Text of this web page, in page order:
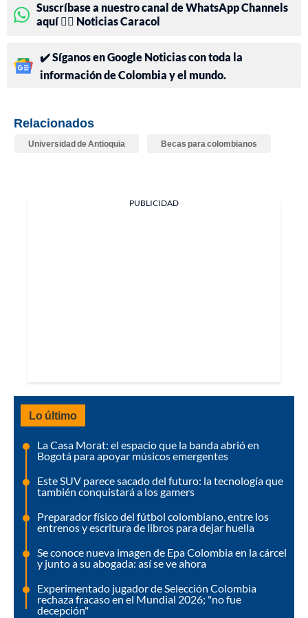
Suscríbase a nuestro canal de WhatsApp Channels
aquí 👉🏻 Noticias Caracol
✔️ Síganos en Google Noticias con toda la
información de Colombia y el mundo.
Relacionados
Universidad de Antioquia Becas para colombianos
PUBLICIDAD
Lo último
La Casa Morat: el espacio que la banda abrió en
Bogotá para apoyar músicos emergentes
Este SUV parece sacado del futuro: la tecnología que
también conquistará a los gamers
Preparador físico del fútbol colombiano, entre los
entrenos y escritura de libros para dejar huella
Se conoce nueva imagen de Epa Colombia en la cárcel
y junto a su abogada: así se ve ahora
Experimentado jugador de Selección Colombia
rechaza fracaso en el Mundial 2026; "no fue
decepción"